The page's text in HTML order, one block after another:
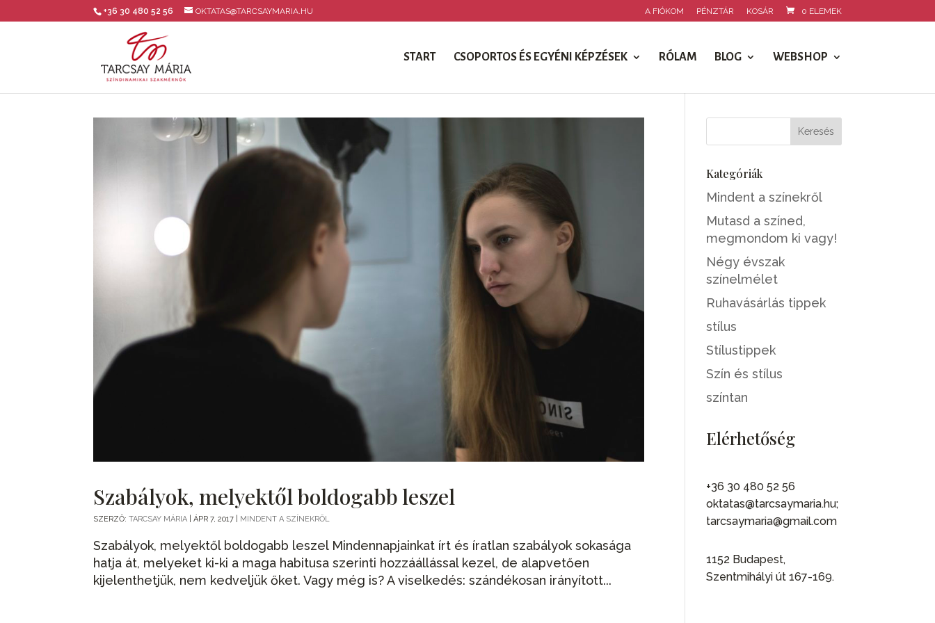
+36 30 480 52 56 OKTATAS@TARCSAYMARIA.HU A FIÓKOM PÉNZTÁR KOSÁR 0 ELEMEK
START CSOPORTOS ÉS EGYÉNI KÉPZÉSEK RÓLAM BLOG WEBSHOP
Szabályok, melyektől boldogabb leszel
SZERZŐ:TARCSAY MÁRIA |ÁPR 7, 2017 MINDENT A SZÍNEKRŐL
Szabályok, melyektől boldogabb leszel Mindennapjainkat írt és íratlan szabályok sokasága
hatja át, melyeket ki-ki a maga habitusa szerinti hozzáállással kezel, de alapvetően
kijelenthetjük, nem kedveljük őket. Vagy még is? A viselkedés: szándékosan irányított...
Kategóriák
Mindent a színekről
Mutasd a színed,
megmondom ki vagy!
Négy évszak
színelmélet
Ruhavásárlás tippek
stílus
Stílustippek
Szín és stílus
színtan
Elérhetőség
+36 30 480 52 56
oktatas@tarcsaymaria.hu;
tarcsaymaria@gmail.com
1152 Budapest,
Szentmihályi út 167-169.